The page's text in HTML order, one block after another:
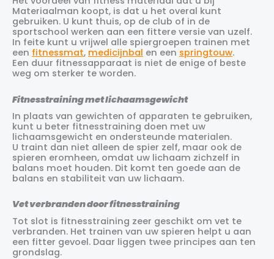
Materiaalman koopt, is dat u het overal kunt
gebruiken. U kunt thuis, op de club of in de
sportschool werken aan een fittere versie van uzelf.
In feite kunt u vrijwel alle spiergroepen trainen met
een fitnessmat, medicijnbal en een springtouw.
Een duur fitnessapparaat is niet de enige of beste
weg om sterker te worden.
Fitnesstraining met lichaamsgewicht
In plaats van gewichten of apparaten te gebruiken,
kunt u beter fitnesstraining doen met uw
lichaamsgewicht en ondersteunde materialen.
U traint dan niet alleen de spier zelf, maar ook de
spieren eromheen, omdat uw lichaam zichzelf in
balans moet houden. Dit komt ten goede aan de
balans en stabiliteit van uw lichaam.
Vet verbranden door fitnesstraining
Tot slot is fitnesstraining zeer geschikt om vet te
verbranden. Het trainen van uw spieren helpt u aan
een fitter gevoel. Daar liggen twee principes aan ten
grondslag.